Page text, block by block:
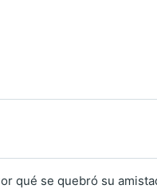
qué se quebró su